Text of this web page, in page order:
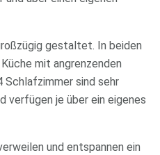
gestaltet. In beiden
mit angrenzenden
Schlafzimmer sind sehr
verfügen je über ein eigenes
und entspannen ein